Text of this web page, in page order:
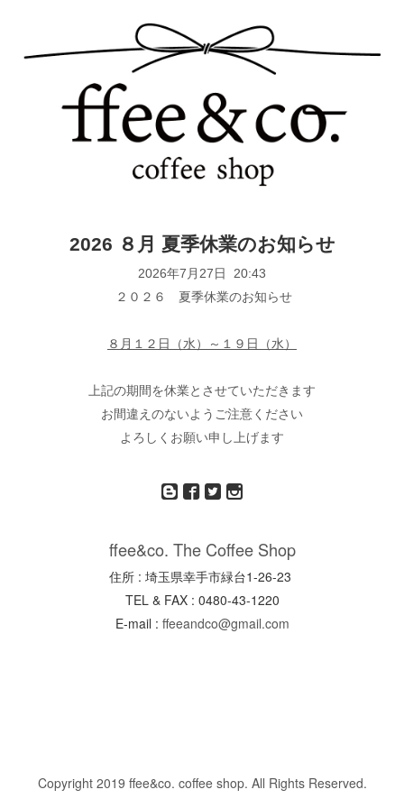
2026 ８月 夏季休業のお知らせ
2026年7月27日 20:43
２０２６ 夏季休業のお知らせ
８月１２日（水）～１９日（水）
上記の期間を休業とさせていただきます
お間違えのないようご注意ください
よろしくお願い申し上げます
ffee&co. The Coffee Shop
住所 : 埼玉県幸手市緑台1-26-23
TEL & FAX : 0480-43-1220
E-mail : ffeeandco@gmail.com
Copyright 2019 ffee&co. coffee shop. All Rights Reserved.